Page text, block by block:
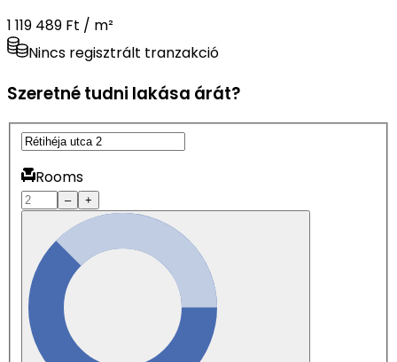
1 119 489 Ft / m²
Nincs regisztrált tranzakció
Szeretné tudni lakása árát?
Rooms
– +